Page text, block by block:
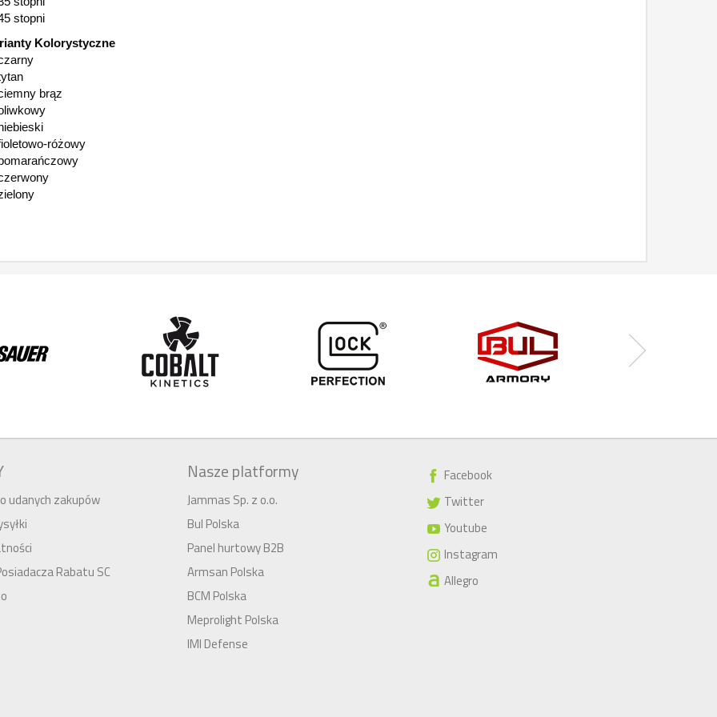
stopni
Kolorystyczne
brąz
różowy
Facebook
Twitter
Youtube
Instagram
Allegro
udanych zakupów
Rabatu SC
Nasze platformy
Jammas Sp. z o.o.
Bul Polska
Panel hurtowy B2B
Armsan Polska
BCM Polska
Meprolight Polska
IMI Defense